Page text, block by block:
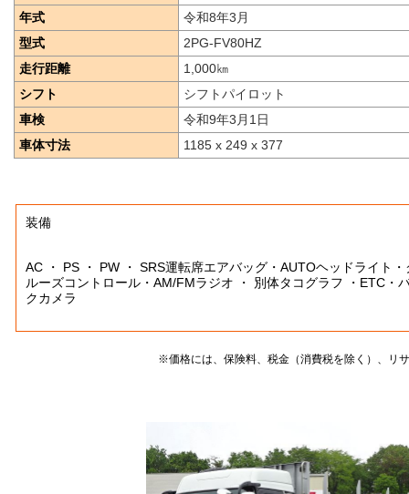
年式
令和8年3月
型式
2PG-FV80HZ
走行距離
1,000㎞
シフト
シフトパイロット
車検
令和9年3月1日
車体寸法
1185 x 249 x 377
装備
AC ・ PS ・ PW ・ SRS運転席エアバッグ・AUTOヘッドライト・
ルーズコントロール・AM/FMラジオ ・ 別体タコグラフ ・ETC・
クカメラ
※価格には、保険料、税金（消費税を除く）、リ